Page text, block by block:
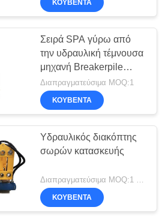
ΚΟΥΒΈΝΤΑ
Σειρά SPA γύρω από
την υδραυλική τέμνουσα
μηχανή Breakerpile
σωρών
Διαπραγματεύσιμα MOQ:1
ΚΟΥΒΈΝΤΑ
Υδραυλικός διακόπτης
σωρών κατασκευής
Διαπραγματεύσιμα MOQ:1 σύνολο
ΚΟΥΒΈΝΤΑ